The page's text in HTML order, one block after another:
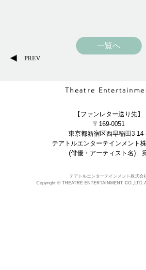
一覧へ
PREV
【ファンレター送り先】
〒169-0051
東京都新宿区西早稲田3-
テアトルエンターテインメント
(俳優・アーティスト名)
テアトルエンターテインメント株式会
Copyright © THEATRE ENTERTAINMENT